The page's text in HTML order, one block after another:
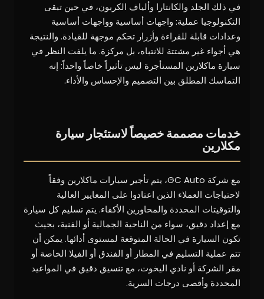
في ذلك الجلد والكانتارا وألياف الكربون، في حين تبقى
التكنولوجيا عملية: واجهات أساسية وواجهات أساسية
وعدادات قابلة للقراءة وأزرار تحكم موجهة للقيادة. والنتيجة
هي أجواء غير مشتتة للانتباه، بل مركزة. ما يلفت النظر في
سيارة ماكلارين المستأجرة ليس تأثيراً خاصاً واحداً: إنه
التماسك المطلق بين التصميم والإحساس والأداء.
خدمات مصممة خصيصاً لاستئجار سيارة
مكلارين
مع شركة GC Auto، يتم تأجير سيارات ماكلارين وفقاً
لاحتياجات العملاء الذين اعتادوا على المعايير العالية
والتوقيتات المحددة والمحاورين الأكفاء. يتم تسليم كل سيارة
مع إعداد دقيق، سواء من الناحية الجمالية أو الفنية، بحيث
تكون السيارة في الحالة المتوقعة لمستوى أدائها. يمكن أن
تتم عملية التسليم في المطار أو الفندق أو الفيلا الخاصة أو
مقر الشركة أو نادي اليخوت، مع تنسيق دقيق في المواعيد
المحددة وأقصى درجات السرية.